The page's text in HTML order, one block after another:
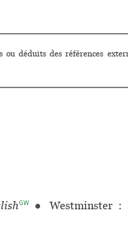
ou déduits des références
GW ●
Westminster